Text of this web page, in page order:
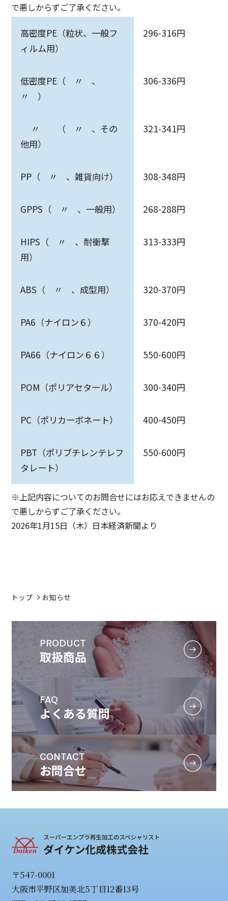
で悪しからずご了承ください。
高密度PE（粒状、一般フ
ィルム用）
296-316円
低密度PE（ 〃 、
〃 ）
306-336円
〃 （ 〃 、その
他用）
321-341円
PP（ 〃 、雑貨向け） 308-348円
GPPS（ 〃 、一般用） 268-288円
HIPS（ 〃 、耐衝撃
用）
313-333円
ABS（ 〃 、成型用） 320-370円
PA6（ナイロン６） 370-420円
PA66（ナイロン６６） 550-600円
POM（ポリアセタール） 300-340円
PC（ポリカーボネート） 400-450円
PBT（ポリブチレンテレフ
タレート）
550-600円
※上記内容についてのお問合せにはお応えできませんの
で悪しからずご了承ください。
2026年1月15日（木）日本経済新聞より
トップ お知らせ
PRODUCT
取扱商品
FAQ
よくある質問
CONTACT
お問合せ
〒547-0001
大阪市平野区加美北5丁目12番13号